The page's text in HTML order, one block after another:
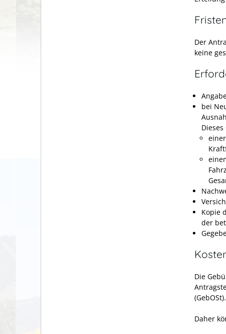
Der
keine
bei
Kopie
der
Die
(GebOSt).
Daher